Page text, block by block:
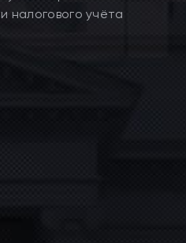
и налогового учёта